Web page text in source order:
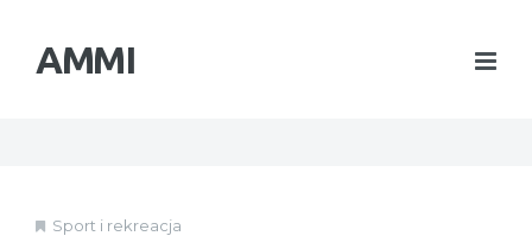
AMMI
Sport i rekreacja